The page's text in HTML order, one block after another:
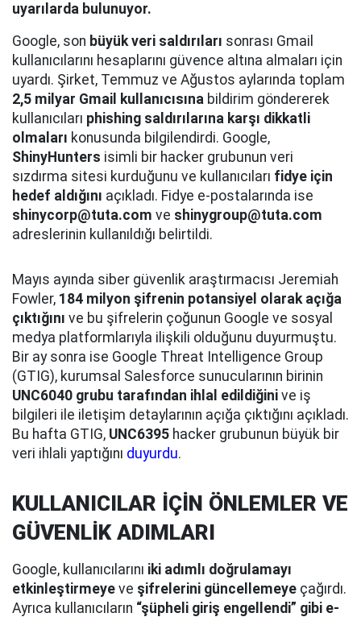
uyarılarda bulunuyor.
Google, son büyük veri saldırıları sonrası Gmail
kullanıcılarını hesaplarını güvence altına almaları için
uyardı. Şirket, Temmuz ve Ağustos aylarında toplam
2,5 milyar Gmail kullanıcısına bildirim göndererek
kullanıcıları phishing saldırılarına karşı dikkatli
olmaları konusunda bilgilendirdi. Google,
ShinyHunters isimli bir hacker grubunun veri
sızdırma sitesi kurduğunu ve kullanıcıları fidye için
hedef aldığını açıkladı. Fidye e-postalarında ise
shinycorp@tuta.com ve shinygroup@tuta.com
adreslerinin kullanıldığı belirtildi.
Mayıs ayında siber güvenlik araştırmacısı Jeremiah
Fowler, 184 milyon şifrenin potansiyel olarak açığa
çıktığını ve bu şifrelerin çoğunun Google ve sosyal
medya platformlarıyla ilişkili olduğunu duyurmuştu.
Bir ay sonra ise Google Threat Intelligence Group
(GTIG), kurumsal Salesforce sunucularının birinin
UNC6040 grubu tarafından ihlal edildiğini ve iş
bilgileri ile iletişim detaylarının açığa çıktığını açıkladı.
Bu hafta GTIG, UNC6395 hacker grubunun büyük bir
veri ihlali yaptığını duyurdu.
KULLANICILAR İÇİN ÖNLEMLER VE
GÜVENLİK ADIMLARI
Google, kullanıcılarını iki adımlı doğrulamayı
etkinleştirmeye ve şifrelerini güncellemeye çağırdı.
Ayrıca kullanıcıların “şüpheli giriş engellendi” gibi e-